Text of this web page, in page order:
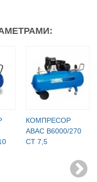
КОМПРЕСОР
ABAC B6000/270
CT 7,5